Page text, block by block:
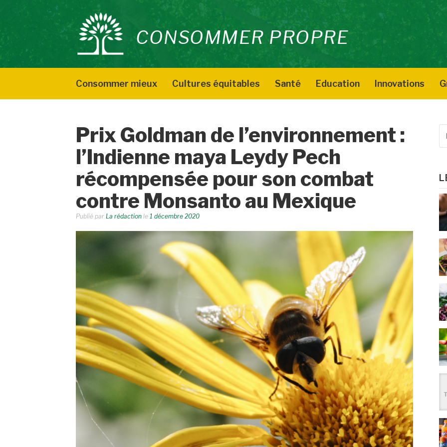
contenu
CONSOMMER PROPRE
Consommer mieux Cultures équitables Santé Education Innovations
Prix Goldman de l’environnement :
l’Indienne maya Leydy Pech
récompensée pour son combat
contre Monsanto au Mexique
Publié par La rédaction le 1 décembre 2020